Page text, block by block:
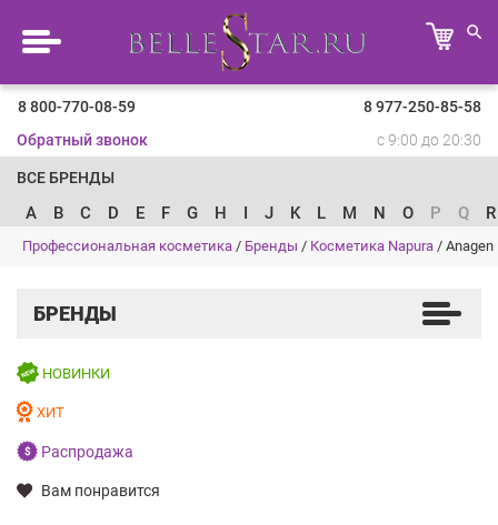
8 800-770-08-59
8 977-250-85-58
Обратный звонок
с 9:00 до 20:30
ВСЕ БРЕНДЫ
A B C D E F G H I J K L M N O P Q R
Профессиональная косметика / Бренды / Косметика Napura /
БРЕНДЫ
НОВИНКИ
ХИТ
Распродажа
Вам понравится